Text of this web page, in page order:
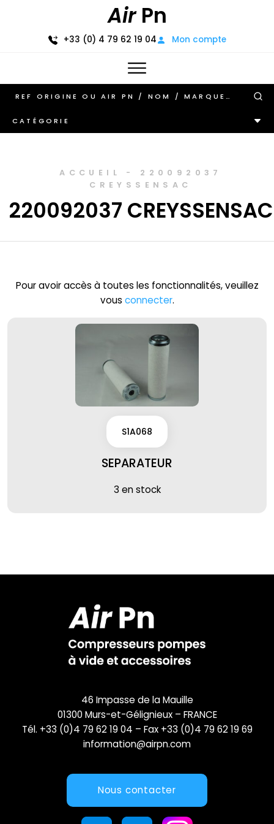
AirPn
+33 (0) 4 79 62 19 04 Mon compte
CATÉGORIE
ACCUEIL - 220092037
CREYSSENSAC
220092037 CREYSSENSAC
Pour avoir accès à toutes les fonctionnalités, veuillez
vous connecter.
S1A068
SEPARATEUR
3 en stock
46 Impasse de la Mauille
01300 Murs-et-Gélignieux – FRANCE
Tél. +33 (0)4 79 62 19 04 – Fax +33 (0)4 79 62 19 69
information@airpn.com
Nous contacter